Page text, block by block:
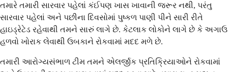
તમારે તમારી સારવાર પહેલાં કંઈપણ ખાસ ખાવાની જરૂર નથી, પરંતુ
સારવાર પહેલાં અને પછીના દિવસોમાં પુષ્કળ પાણી પીને સારી રીતે
હાઇડ્રેટેડ રહેવાથી તમને સારું લાગે છે. કેટલાક લોકોને લાગે છે કે અગાઉ
હળવો ખોરાક લેવાથી ઉબકાને રોકવામાં મદદ મળે છે.
તમારી આરોગ્યસંભાળ ટીમ તમને એલર્જીક પ્રતિક્રિયાઓને રોકવામાં